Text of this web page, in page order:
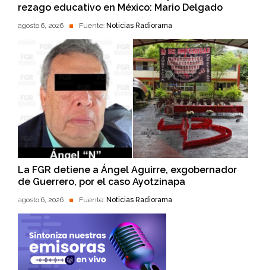
rezago educativo en México: Mario Delgado
agosto 6, 2026 Fuente: Noticias Radiorama
La FGR detiene a Ángel Aguirre, exgobernador
de Guerrero, por el caso Ayotzinapa
agosto 6, 2026 Fuente: Noticias Radiorama